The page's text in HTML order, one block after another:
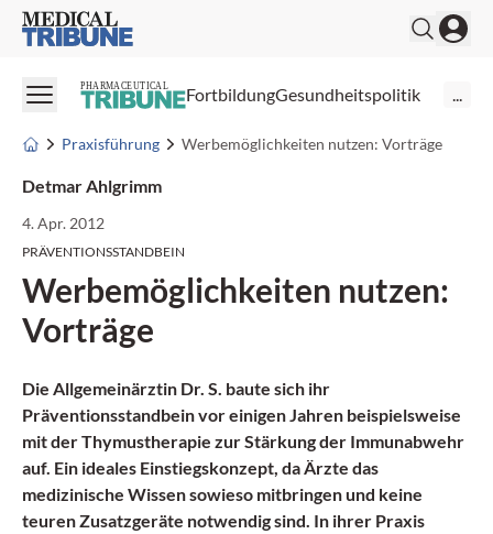
Medical Tribune
PHARMACEUTICAL FortbildungGesundheitspolitik ...
Praxisführung Werbemöglichkeiten nutzen: Vorträge
Detmar Ahlgrimm
4. Apr. 2012
PRÄVENTIONSSTANDBEIN
Werbemöglichkeiten nutzen:
Vorträge
Die Allgemeinärztin Dr. S. baute sich ihr
Präventionsstandbein vor einigen Jahren beispielsweise
mit der Thymustherapie zur Stärkung der Immunabwehr
auf. Ein ideales Einstiegskonzept , da Ärzte das
medizinische Wissen sowieso mitbringen und keine
teuren Zusatzgeräte notwendig sind. In ihrer Praxis